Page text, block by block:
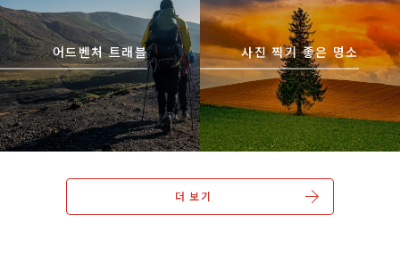
어드벤처 트래블 사진 찍기 좋은 명소
더 보기